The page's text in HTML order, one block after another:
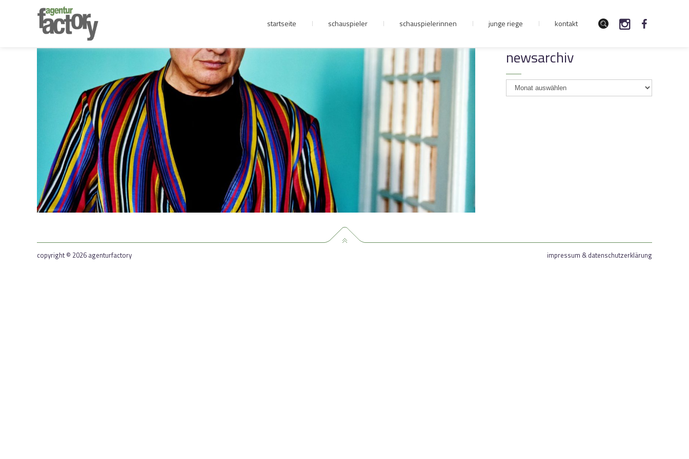
junge riege
startseite schauspieler schauspielerinnen junge riege kontakt
newsarchiv
newsarchiv
copyright © 2026 agenturfactory impressum & datenschutzerklärung